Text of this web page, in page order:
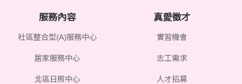
服務內容
社區整合型(A)服務中心
居家服務中心
北區日照中心
真愛徵才
實習機會
志工需求
人才招募